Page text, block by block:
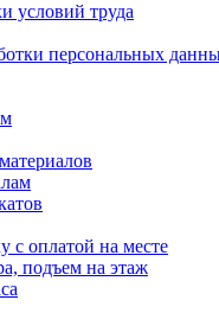
условий труда
персональных
с оплатой на месте
подъем на этаж